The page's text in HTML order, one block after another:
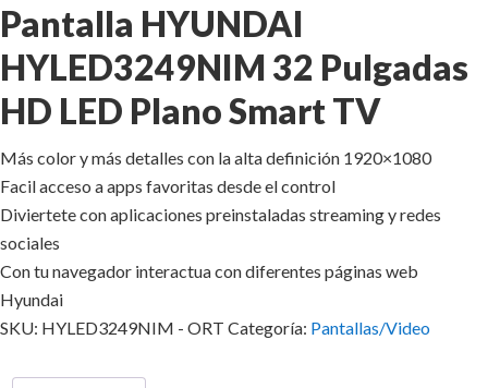
Pantalla HYUNDAI
HYLED3249NIM 32 Pulgadas
HD LED Plano Smart TV
Más color y más detalles con la alta definición 1920×1080
Facil acceso a apps favoritas desde el control
Diviertete con aplicaciones preinstaladas streaming y redes
sociales
Con tu navegador interactua con diferentes páginas web
Hyundai
SKU: HYLED3249NIM - ORT Categoría: Pantallas/Video